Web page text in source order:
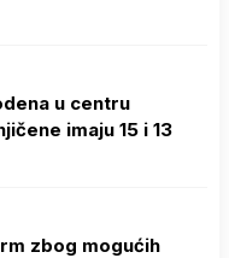
u centru
imaju 15 i 13
zbog mogućih